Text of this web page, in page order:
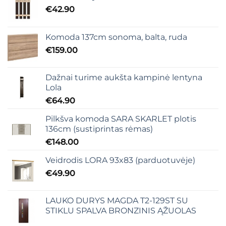
€42.90
Komoda 137cm sonoma, balta, ruda
€159.00
Dažnai turime aukšta kampinė lentyna
Lola
€64.90
Pilkšva komoda SARA SKARLET plotis
136cm (sustiprintas rėmas)
€148.00
Veidrodis LORA 93x83 (parduotuvėje)
€49.90
LAUKO DURYS MAGDA T2-129ST SU
STIKLU SPALVA BRONZINIS ĄŽUOLAS